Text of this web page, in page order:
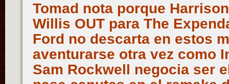
Tomad nota porque
Willis OUT para The
Ford no descarta en estos
aventurarse otra vez como
Sam Rockwell negocia ser